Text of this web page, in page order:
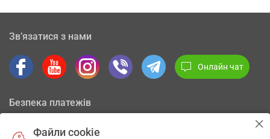
Зв’язатися з нами
Онлайн чат
Безпека платежів
Файли cookie